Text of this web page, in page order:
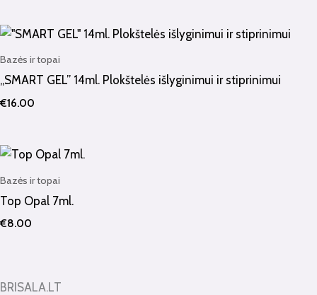
Bazės ir topai
„SMART GEL” 14ml. Plokštelės išlyginimui ir stiprinimui
€16.00
Bazės ir topai
Top Opal 7ml.
€8.00
BRISALA.LT